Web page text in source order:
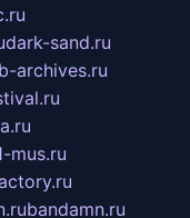
dark-sand.ru
archives.ru
mus.ru
bandamn.ru